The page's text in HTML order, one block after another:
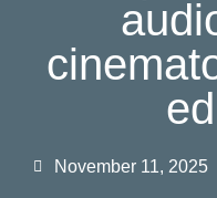
November 11, 2025